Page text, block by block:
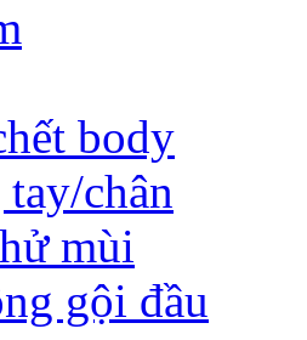
body
chân
mùi
gội đầu